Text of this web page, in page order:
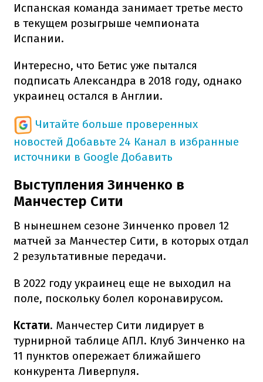
Испанская команда занимает третье место
в текущем розыгрыше чемпионата
Испании.
Интересно, что Бетис уже пытался
подписать Александра в 2018 году, однако
украинец остался в Англии.
Читайте больше проверенных
новостей Добавьте 24 Канал в избранные
источники в Google Добавить
Выступления Зинченко в
Манчестер Сити
В нынешнем сезоне Зинченко провел 12
матчей за Манчестер Сити, в которых отдал
2 результативные передачи.
В 2022 году украинец еще не выходил на
поле, поскольку болел коронавирусом.
Кстати. Манчестер Сити лидирует в
турнирной таблице АПЛ. Клуб Зинченко на
11 пунктов опережает ближайшего
конкурента Ливерпуля.